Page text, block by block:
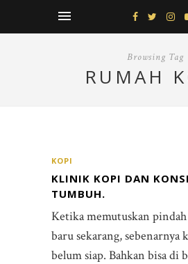
Browsing Tag
RUMAH
KOPI
KLINIK KOPI DAN
TUMBUH.
Ketika memutuskan
baru sekarang, sebenarnya
belum siap. Bahkan bisa di